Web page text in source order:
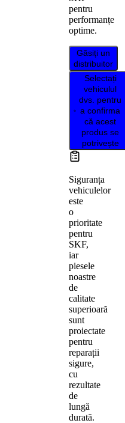
pentru
performanțe
optime.
Găsiți un
distribuitor
Selectați
vehiculul
dvs. pentru
a confirma
că acest
produs se
potrivește
Siguranța
vehiculelor
este
o
prioritate
pentru
SKF,
iar
piesele
noastre
de
calitate
superioară
sunt
proiectate
pentru
reparații
sigure,
cu
rezultate
de
lungă
durată.